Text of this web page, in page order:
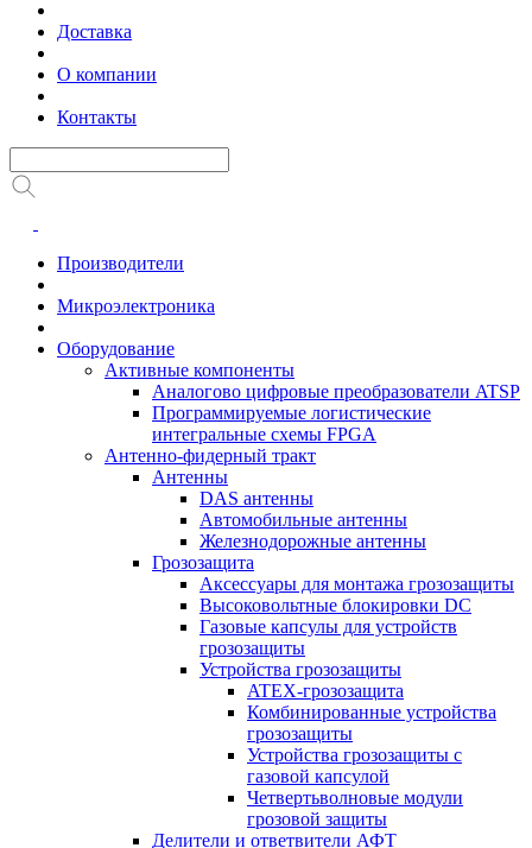
Доставка
О компании
Контакты
Производители
Микроэлектроника
Оборудование
Активные компоненты
Аналогово цифровые преобразователи ATSP
Программируемые логистические
интегральные схемы FPGA
Антенно-фидерный тракт
Антенны
DAS антенны
Автомобильные антенны
Железнодорожные антенны
Грозозащита
Аксессуары для монтажа грозозащиты
Высоковольтные блокировки DC
Газовые капсулы для устройств
грозозащиты
Устройства грозозащиты
ATEX-грозозащита
Комбинированные устройства
грозозащиты
Устройства грозозащиты с
газовой капсулой
Четвертьволновые модули
грозовой защиты
Делители и ответвители АФТ